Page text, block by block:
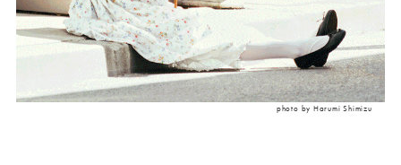
photo by Harumi Shimizu